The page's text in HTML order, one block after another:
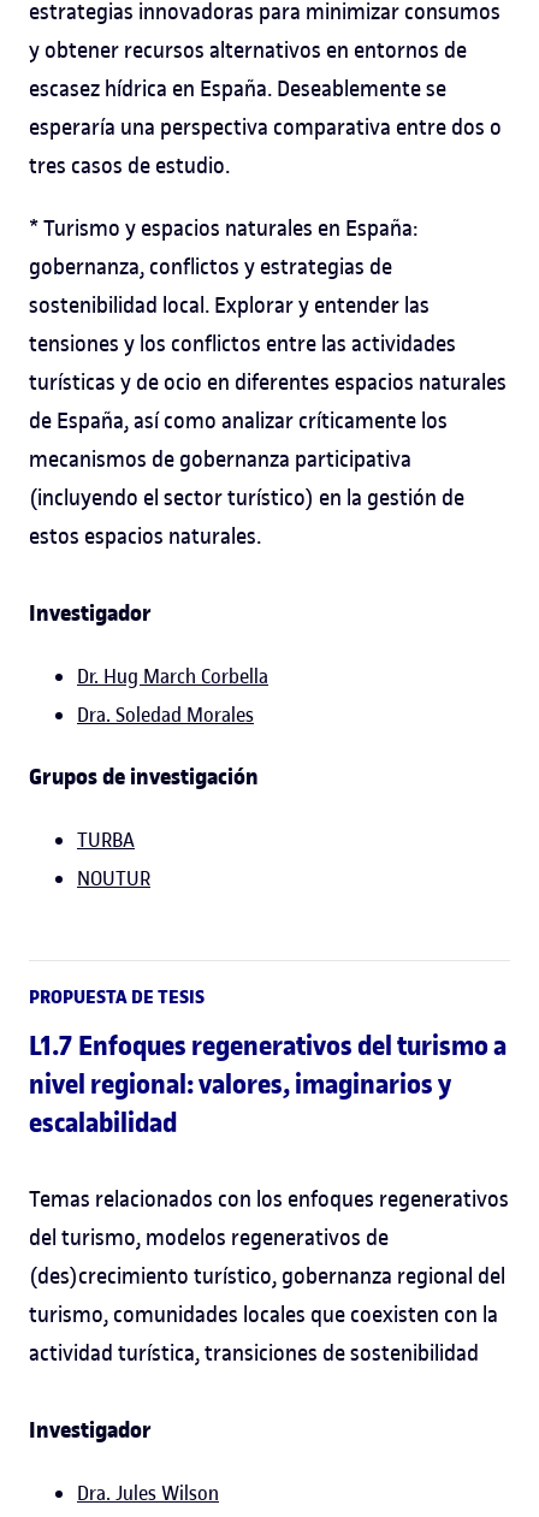
estrategias innovadoras para minimizar consumos
y obtener recursos alternativos en entornos de
escasez hídrica en España. Deseablemente se
esperaría una perspectiva comparativa entre dos o
tres casos de estudio.
* Turismo y espacios naturales en España:
gobernanza, conflictos y estrategias de
sostenibilidad local. Explorar y entender las
tensiones y los conflictos entre las actividades
turísticas y de ocio en diferentes espacios naturales
de España, así como analizar críticamente los
mecanismos de gobernanza participativa
(incluyendo el sector turístico) en la gestión de
estos espacios naturales.
Investigador
Dr. Hug March Corbella
Dra. Soledad Morales
Grupos de investigación
TURBA
NOUTUR
PROPUESTA DE TESIS
L1.7 Enfoques regenerativos del turismo a
nivel regional: valores, imaginarios y
escalabilidad
Temas relacionados con los enfoques regenerativos
del turismo, modelos regenerativos de
(des)crecimiento turístico, gobernanza regional del
turismo, comunidades locales que coexisten con la
actividad turística, transiciones de sostenibilidad
Investigador
Dra. Jules Wilson